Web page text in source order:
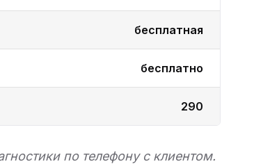
бесплатная
бесплатно
290
по телефону с клиентом.